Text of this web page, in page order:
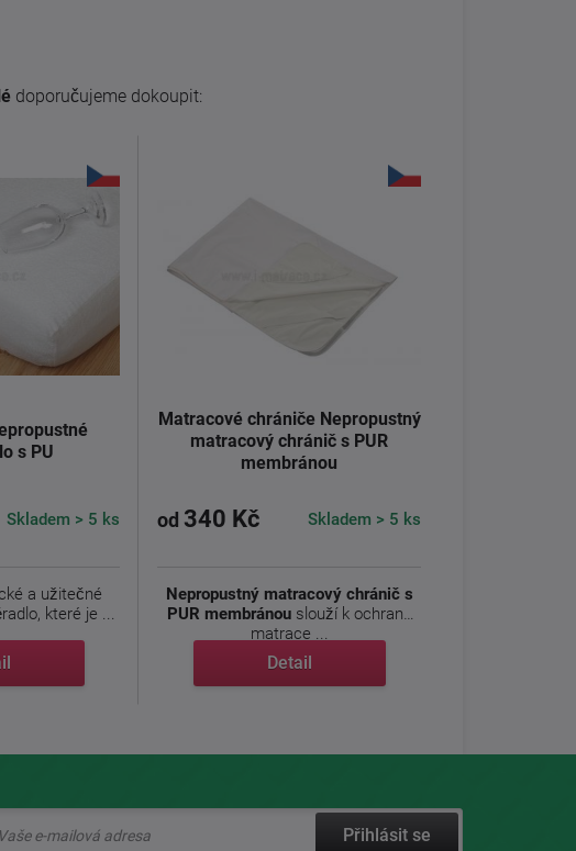
doporučujeme dokoupit:
s PU
Skladem > 5 ks
a užitečné
které je ...
Matracové chrániče Nepropustný
matracový chránič s PUR
membránou
od 340 Kč Skladem > 5 ks
Nepropustný matracový chránič s
PUR membránouslouží k ochraně
matrace ...
Detail
Přihlásit se